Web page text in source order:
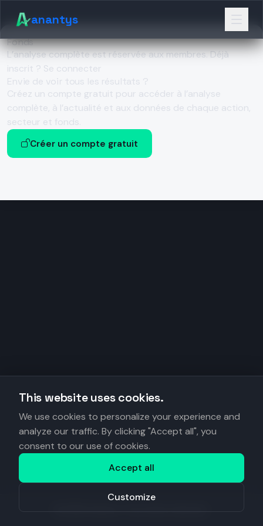
anantys
Fonds
L’analyse complète est réservée aux membres.Déjà
inscrit ? Se connecter
Envie de voir tous les résultats ?
Créez un compte gratuit pour accéder à l’analyse
complète, à l’actualité et aux données de chaque action,
secteur et fonds.
Créer un compte gratuit
This website uses cookies.
We use cookies to personalize your experience and
analyze our traffic. By clicking "Accept all", you
consent to our use of cookies.
Accept all
Customize